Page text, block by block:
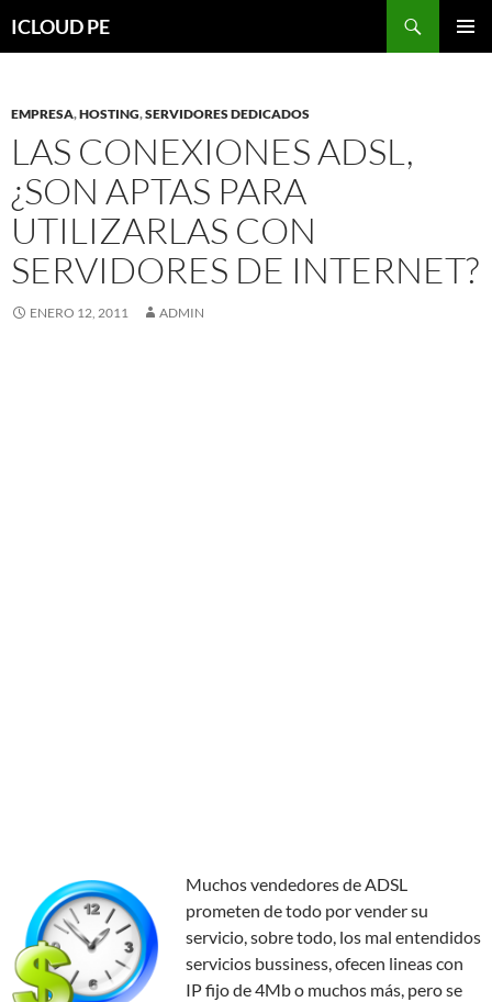
hacia
ICLOUD PE
EMPRESA,HOSTING,SERVIDORES DEDICADOS
LAS CONEXIONES ADSL,
¿SON APTAS PARA
UTILIZARLAS CON
SERVIDORES DE INTERNET?
ENERO 12, 2011 ADMIN
Muchos vendedores de ADSL
prometen de todo por vender su
servicio, sobre todo, los mal entendidos
servicios bussiness, ofecen lineas con
IP fijo de 4Mb o muchos más, pero se